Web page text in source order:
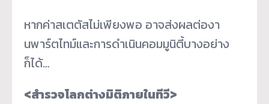
หากค่าสเตตัสไม่เพียงพอ อาจส่งผลต่องา
นพาร์ตไทม์และการดำเนินคอมมูนิตี้บางอย่าง
ก็ได้…
<สำรวจโลกต่างมิติภายในทีวี>